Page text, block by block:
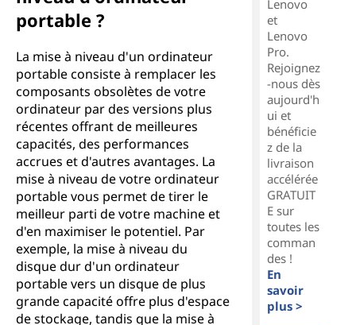
portable ?
La mise à niveau d'un ordinateur
portable consiste à remplacer les
composants obsolètes de votre
ordinateur par des versions plus
récentes offrant de meilleures
capacités, des performances
accrues et d'autres avantages. La
mise à niveau de votre ordinateur
portable vous permet de tirer le
meilleur parti de votre machine et
d'en maximiser le potentiel. Par
exemple, la mise à niveau du
disque dur d'un ordinateur
portable vers un disque de plus
grande capacité offre plus d'espace
de stockage, tandis que la mise à
Lenovo
et
Lenovo
Pro.
Rejoignez
-nous dès
aujourd'h
ui et
bénéficie
z de la
livraison
accélérée
GRATUIT
E sur
toutes les
comman
des !
En
savoir
plus >